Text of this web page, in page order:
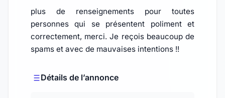
plus de renseignements pour toutes
personnes qui se présentent poliment et
correctement, merci. Je reçois beaucoup de
spams et avec de mauvaises intentions !!
Détails de l’annonce